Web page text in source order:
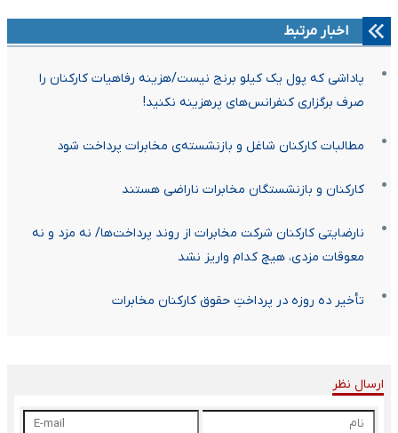
اخبار مرتبط
پاداشی که پول یک کیلو برنج نیست/هزینه رفاهیات کارکنان را
صرف برگزاری کنفرانس‌های پرهزینه نکنید!
مطالبات کارکنان شاغل و بازنشسته‌ی مخابرات پرداخت شود
کارکنان و بازنشستگان مخابرات ناراضی هستند
نارضایتی کارکنان شرکت مخابرات از روند پرداخت‌ها/ نه مزد و نه
معوقات مزدی، هیچ کدام واریز نشد
تأخیر ده روزه در پرداختِ حقوق کارکنان مخابرات
ارسال نظر